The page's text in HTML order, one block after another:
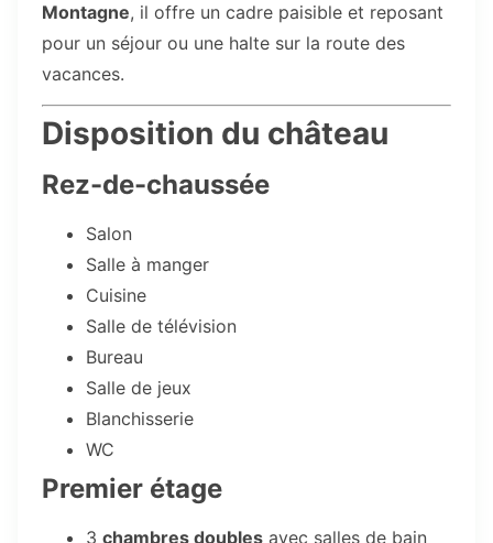
Montagne, il offre un cadre paisible et reposant
pour un séjour ou une halte sur la route des
vacances.
Disposition du château
Rez-de-chaussée
Salon
Salle à manger
Cuisine
Salle de télévision
Bureau
Salle de jeux
Blanchisserie
WC
Premier étage
3 chambres doubles avec salles de bain